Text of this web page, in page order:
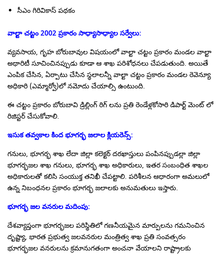
సీఎం గిరివికాస్ పథకం
వాల్టా చట్టం2002ప్రకారం సాధ్యాసాధ్యాల సర్వేలు:
వ్యవసాయ, గృహ బోరుబావుల విషయంలో వాల్టా చట్టం ప్రకారం మండల వాల్టా
అథారిటీ సూచించినప్పుడు కూడా ఆ శాఖ పరిశోధనలు చేపడుతుంది. అయితే
ఎంపిక చేసిన, ఏర్పాటు చేసిన స్థలాలన్నీ వాల్టా చట్టం ప్రకారం మండల రెవెన్యూ
అధికారి (ఎమ్మార్వో)లో నమోదు చేయాల్సి ఉంటుంది.
ఈ చట్టం ప్రకారం బోరుబావి డ్రిల్లింగ్ రిగ్ లను ప్రతి రెండేళ్లకోసారి డిపార్ట్ మెంట్ లో
రిజిస్టర్ చేసుకోవాలి.
ఇసుక తవ్వకాల కింద భూగర్భ జలాల క్లియరెన్స్:
గనులు, భూగర్భ శాఖ లేదా జిల్లా కలెక్టర్ దరఖాస్తులు పంపినప్పుడల్లా జిల్లా
భూగర్భజల శాఖ గనులు, భూగర్భ శాఖ అధికారులు, ఇతర సంబంధిత శాఖల
అధికారులతో కలిసి సంయుక్త తనిఖీ చేపట్టాలి. పరిశీలన ఆధారంగా అమలులో
ఉన్న నిబంధనల ప్రకారం భూగర్భ జలాలకు అనుమతులు ఇస్తారు.
భూగర్భ జల వనరుల మదింపు:
దేశవ్యాప్తంగా భూగర్భజల పరిస్థితిలో గణనీయమైన మార్పులను గమనించిన
దృష్ట్యా, భారత ప్రభుత్వ జలవనరుల మంత్రిత్వ శాఖ ప్రతి సంవత్సరం
భూగర్భజల వనరులను క్రమానుగతంగా అంచనా వేయాలని రాష్ట్రాలకు